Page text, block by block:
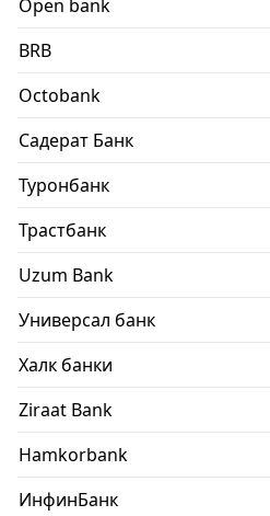
Open bank
BRB
Octobank
Садерат Банк
Туронбанк
Трастбанк
Uzum Bank
Универсал банк
Халк банки
Ziraat Bank
Hamkorbank
ИнфинБанк